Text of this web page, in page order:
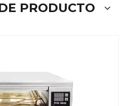
PRODUCTO